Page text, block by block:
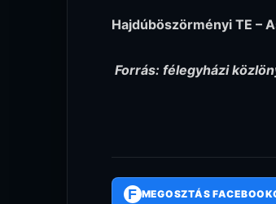
Hajdúböszörményi TE –
Forrás: félegyházi
F MEGOSZTÁS